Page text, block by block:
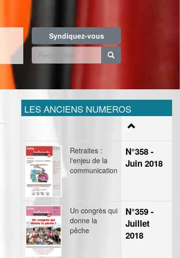
Syndiquez-vous
Formulaire
recherche
LES ANCIENS NUMEROS
Retraites :
l'enjeu de la
communication
N°358 -
Juin 2018
Un congrès qui
donne la
pêche
N°359 -
Juillet
2018